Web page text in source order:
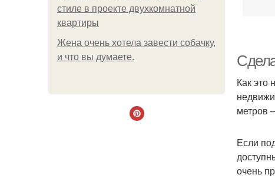
стиле в проекте двухкомнатной
квартиры
Жена очень хотела завести собачку,
и что вы думаете.
Как это
метров
Если
очень